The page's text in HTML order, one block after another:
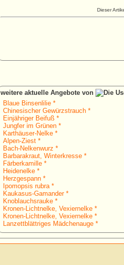
Dieser
weitere aktuelle Angebote von
Blaue Binsenlilie *
Chinesischer Gewürzstrauch *
Einjähriger Beifuß *
Jungfer im Grünen *
Karthäuser-Nelke *
Alpen-Ziest *
Bach-Nelkenwurz *
Barbarakraut, Winterkresse *
Färberkamille *
Heidenelke *
Herzgespann *
Ipomopsis rubra *
Kaukasus-Gamander *
Knoblauchsrauke *
Kronen-Lichtnelke, Vexiernelke *
Kronen-Lichtnelke, Vexiernelke *
Lanzettblättriges Mädchenauge *